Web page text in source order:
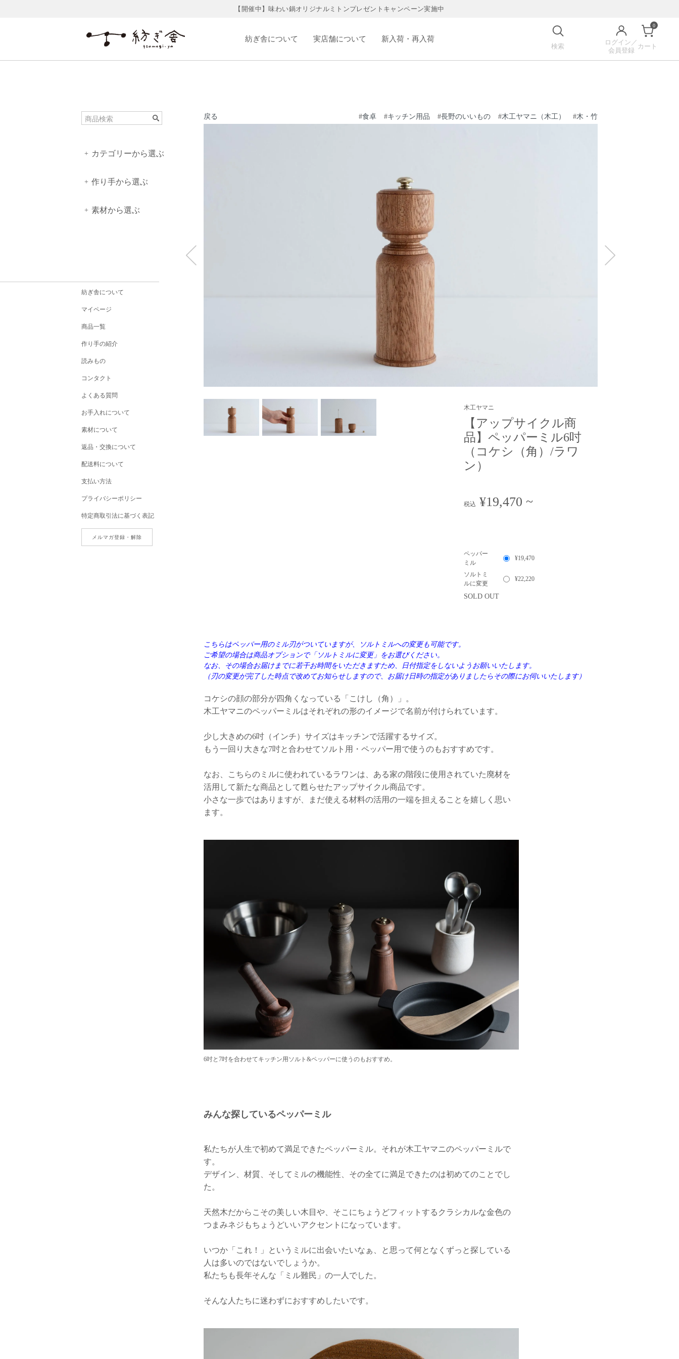
【開催中】味わい鍋オリジナルミトンプレゼントキャンペーン実施中
紡ぎ舎について 実店舗について 新入荷・再入荷
ログイン／
会員登録
0
カート
検索
+ カテゴリーから選ぶ
+ 作り手から選ぶ
+ 素材から選ぶ
紡ぎ舎について
マイページ
商品一覧
作り手の紹介
読みもの
コンタクト
よくある質問
お手入れについて
素材について
返品・交換について
配送料について
支払い方法
プライバシーポリシー
特定商取引法に基づく表記
メルマガ登録・解除
戻る #食卓 #キッチン用品 #長野のいいもの #木工ヤマニ（木工） #木・竹
木工ヤマニ
【アップサイクル商
品】ペッパーミル6吋
（コケシ（角）/ラワ
ン）
税込 ¥19,470 ~
ペッパー
ミル
¥19,470
ソルトミ
ルに変更
¥22,220
SOLD OUT
こちらはペッパー用のミル刃がついていますが、ソルトミルへの変更も可能です。
ご希望の場合は商品オプションで「ソルトミルに変更」をお選びください。
なお、その場合お届けまでに若干お時間をいただきますため、日付指定をしないようお願いいたします。
（刃の変更が完了した時点で改めてお知らせしますので、お届け日時の指定がありましたらその際にお伺いいたします）
コケシの顔の部分が四角くなっている「こけし（角）」。
木工ヤマニのペッパーミルはそれぞれの形のイメージで名前が付けられています。
少し大きめの6吋（インチ）サイズはキッチンで活躍するサイズ。
もう一回り大きな7吋と合わせてソルト用・ペッパー用で使うのもおすすめです。
なお、こちらのミルに使われているラワンは、ある家の階段に使用されていた廃材を
活用して新たな商品として甦らせたアップサイクル商品です。
小さな一歩ではありますが、まだ使える材料の活用の一端を担えることを嬉しく思い
ます。
6吋と7吋を合わせてキッチン用ソルト&ペッパーに使うのもおすすめ。
みんな探しているペッパーミル
私たちが人生で初めて満足できたペッパーミル。それが木工ヤマニのペッパーミルで
す。
デザイン、材質、そしてミルの機能性、その全てに満足できたのは初めてのことでし
た。
天然木だからこその美しい木目や、そこにちょうどフィットするクラシカルな金色の
つまみネジもちょうどいいアクセントになっています。
いつか「これ！」というミルに出会いたいなぁ、と思って何となくずっと探している
人は多いのではないでしょうか。
私たちも長年そんな「ミル難民」の一人でした。
そんな人たちに迷わずにおすすめしたいです。